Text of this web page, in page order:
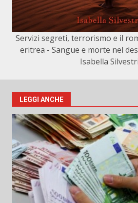
Servizi segreti, terrorismo e il
eritrea - Sangue e morte nel
Isabella Silvestri
LEGGI ANCHE